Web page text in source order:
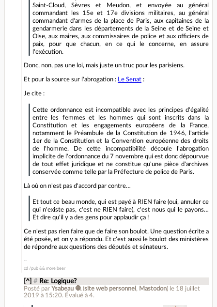
Saint-Cloud, Sèvres et Meudon, et envoyée au général
commandant les 15e et 17e divisions militaires, au général
commandant d'armes de la place de Paris, aux capitaines de la
gendarmerie dans les départements de la Seine et de Seine et
Oise, aux maires, aux commissaires de police et aux officiers de
paix, pour que chacun, en ce qui le concerne, en assure
l'exécution.
Donc, non, pas une loi, mais juste un truc pour les parisiens.
Et pour la source sur l'abrogation : Le Senat:
Je cite :
Cette ordonnance est incompatible avec les principes d'égalité
entre les femmes et les hommes qui sont inscrits dans la
Constitution et les engagements européens de la France,
notamment le Préambule de la Constitution de 1946, l'article
1er de la Constitution et la Convention européenne des droits
de l'homme. De cette incompatibilité découle l'abrogation
implicite de l'ordonnance du 7 novembre qui est donc dépourvue
de tout effet juridique et ne constitue qu'une pièce d'archives
conservée comme telle par la Préfecture de police de Paris.
Là où on n'est pas d'accord par contre…
Et tout ce beau monde, qui est payé à RIEN faire (oui, annuler ce
qui n'existe pas, c'est ne RIEN faire), c'est nous qui le payons…
Et dire qu'il y a des gens pour applaudir ça !
Ce n'est pas rien faire que de faire son boulot. Une question écrite a
été posée, et on y a répondu. Et c'est aussi le boulot des ministères
de répondre aux questions des députés et sénateurs.
cd /pub && more beer
[^] # Re: Logique?
Posté par Ysabeau 🧶(site web personnel , Mastodon) le 18 juillet
2019 à 15:20. Évalué à 4.